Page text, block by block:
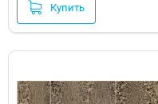
Купить